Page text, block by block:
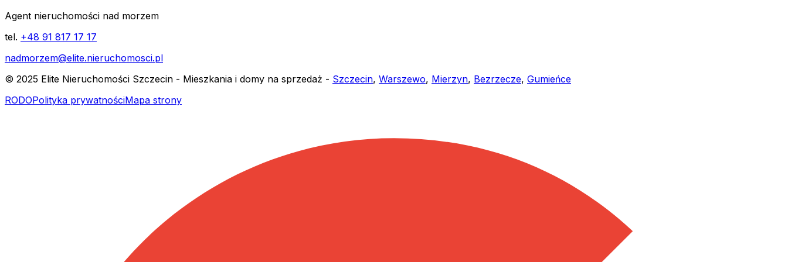
Agent nieruchomości nad morzem
tel. +48 91 817 17 17
nadmorzem@elite.nieruchomosci.pl
© 2025 Elite Nieruchomości Szczecin - Mieszkania i domy na sprzedaż - Szczecin, Warszewo, Mierzyn, Bezrzecze, Gumieńce
RODOPolityka prywatnościMapa strony